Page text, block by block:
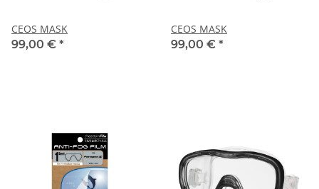
CEOS MASK
99,00 € *
CEOS MASK
99,00 € *